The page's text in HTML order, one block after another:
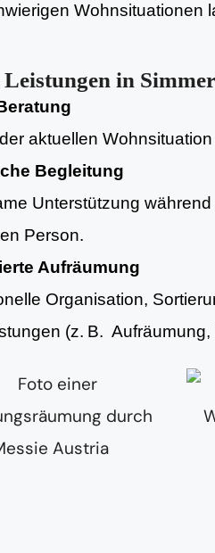
Wohnsituationen
Leistungen in
aktuellen
Begleitung
Unterstützung
Person.
Aufräumung
Organisation,
(z. B.